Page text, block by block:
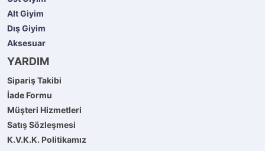
Alt Giyim
Dış Giyim
Aksesuar
YARDIM
Sipariş Takibi
İade Formu
Müşteri Hizmetleri
Satış Sözleşmesi
K.V.K.K. Politikamız